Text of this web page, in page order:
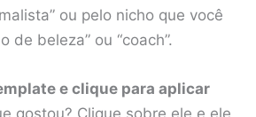
ou pelo nicho que você
de beleza” ou “coach”.
e clique para aplicar
gostou? Clique sobre ele e ele